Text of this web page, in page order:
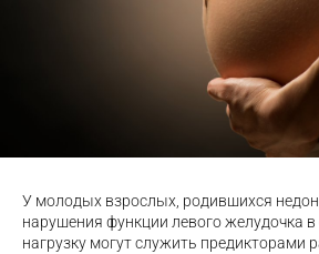
У молодых взрослых, родившихся
нарушения функции левого желудочка
нагрузку могут служить предикторами